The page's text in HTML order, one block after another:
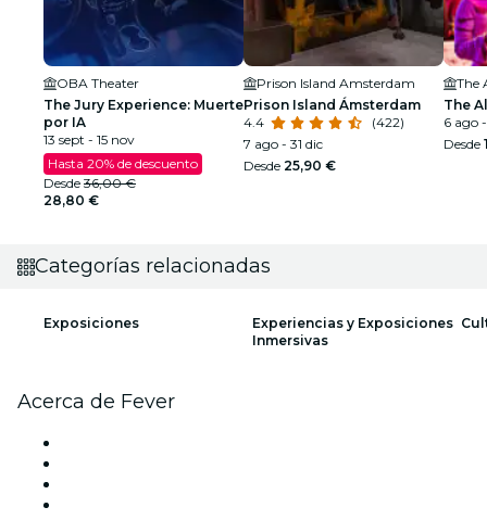
OBA Theater
The Jury Experience: Muerte
por IA
13 sept - 15 nov
Hasta 20% de descuento
Desde 36,00 €
28,80 €
Prison Island Amsterdam
Prison Island Ámsterdam
4.4
(422)
7 ago - 31 dic
Desde 25,90 €
The
The
6 ago
Desde
Categorías relacionadas
Exposiciones
Experiencias y Exposiciones
Inmersivas
Acerca de Fever